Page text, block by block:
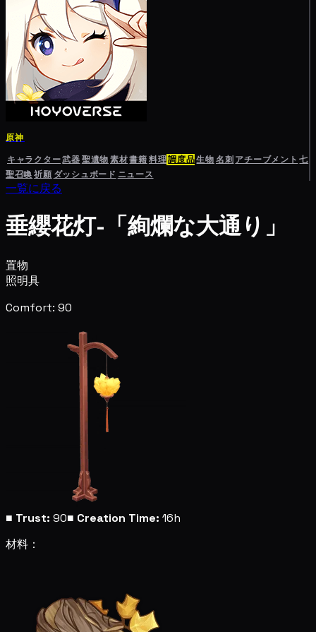
原神
キャラクター武器聖遺物素材書籍料理調度品生物名刺 アチーブメント 七
聖召喚祈願 ダッシュボード ニュース
一覧に戻る
垂纓花灯-「絢爛な大通り」
置物
照明具
Comfort: 90
■ Trust: 90■ Creation Time: 16h
材料：